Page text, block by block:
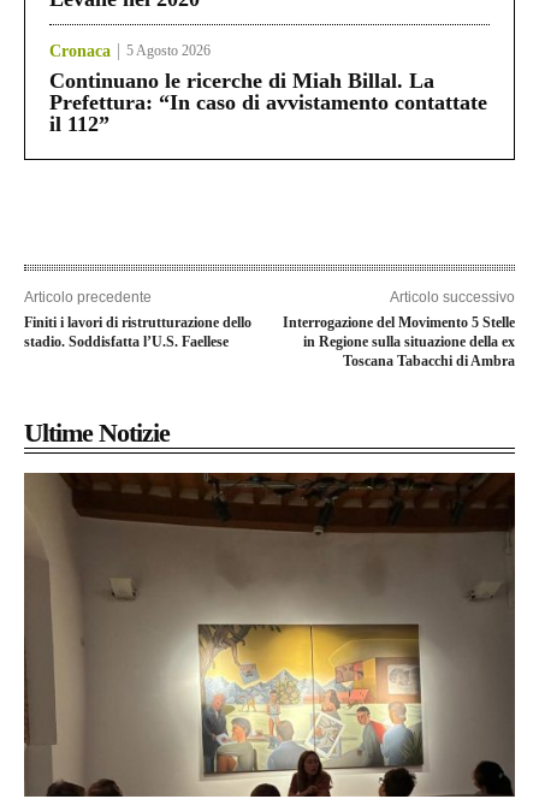
Cronaca 5 Agosto 2026
Continuano le ricerche di Miah Billal. La
Prefettura: “In caso di avvistamento contattate
il 112”
Articolo precedente
Finiti i lavori di ristrutturazione dello
stadio. Soddisfatta l’U.S. Faellese
Articolo successivo
Interrogazione del Movimento 5 Stelle
in Regione sulla situazione della ex
Toscana Tabacchi di Ambra
Ultime Notizie